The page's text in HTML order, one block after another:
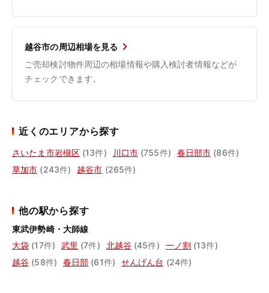
越谷市の周辺相場を見る
ご売却検討物件周辺の相場情報や購入検討者情報などが
チェックできます。
近くのエリアから探す
さいたま市岩槻区 (13件) 川口市 (755件) 春日部市 (86件)
草加市 (243件) 越谷市 (265件)
他の駅から探す
東武伊勢崎・大師線
大袋 (17件) 武里 (7件) 北越谷 (45件) 一ノ割 (13件)
越谷 (58件) 春日部 (61件) せんげん台 (24件)